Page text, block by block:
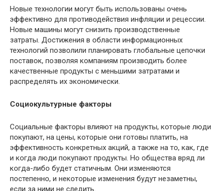
Новые технологии могут быть использованы очень
эффективно для противодействия инфляции и рецессии.
Новые машины могут снизить производственные
затраты. Достижения в области информационных
технологий позволили планировать глобальные цепочки
поставок, позволяя компаниям производить более
качественные продукты с меньшими затратами и
распределять их экономически.
Социокультурные факторы
Социальные факторы влияют на продукты, которые люди
покупают, на цены, которые они готовы платить, на
эффективность конкретных акций, а также на то, как, где
и когда люди покупают продукты. Но общества вряд ли
когда-либо будет статичным. Они изменяются
постепенно, и некоторые изменения будут незаметны,
если за ними не следить.